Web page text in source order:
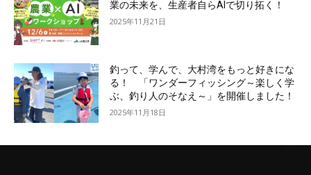
業の未来を、生産者自らAIで切り拓く！
2025年11月21日
釣って、学んで、大村湾をもっと好きにな
る！ 「ワンダーフィッシング～楽しく学
ぶ、釣り人のそなえ～」を開催しました！
2025年11月18日